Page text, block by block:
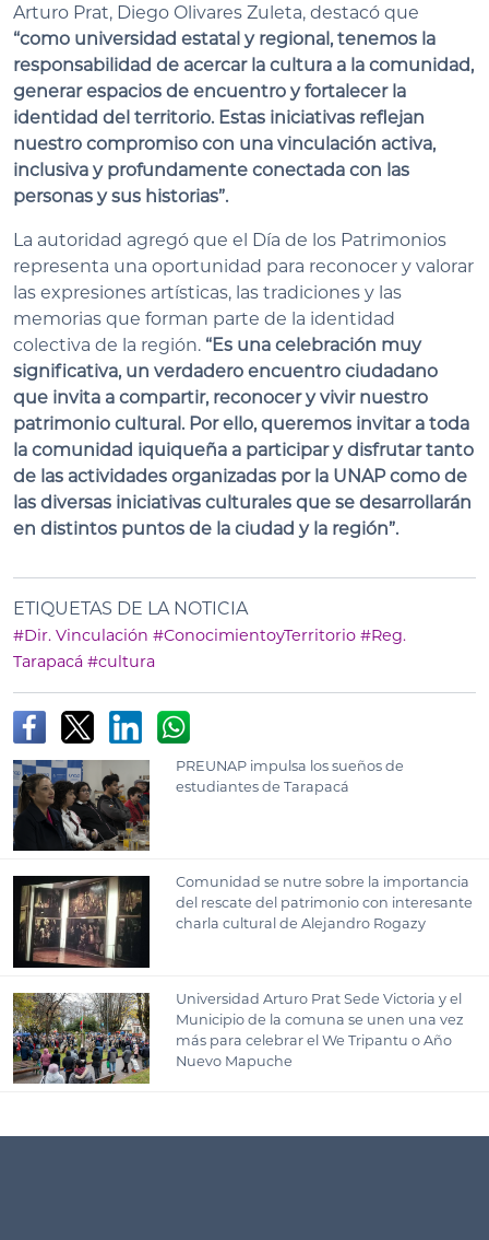
Arturo Prat, Diego Olivares Zuleta, destacó que
“como universidad estatal y regional, tenemos la
responsabilidad de acercar la cultura a la comunidad,
generar espacios de encuentro y fortalecer la
identidad del territorio. Estas iniciativas reflejan
nuestro compromiso con una vinculación activa,
inclusiva y profundamente conectada con las
personas y sus historias”.
La autoridad agregó que el Día de los Patrimonios
representa una oportunidad para reconocer y valorar
las expresiones artísticas, las tradiciones y las
memorias que forman parte de la identidad
colectiva de la región. “Es una celebración muy
significativa, un verdadero encuentro ciudadano
que invita a compartir, reconocer y vivir nuestro
patrimonio cultural. Por ello, queremos invitar a toda
la comunidad iquiqueña a participar y disfrutar tanto
de las actividades organizadas por la UNAP como de
las diversas iniciativas culturales que se desarrollarán
en distintos puntos de la ciudad y la región”.
ETIQUETAS DE LA NOTICIA
#Dir. Vinculación #ConocimientoyTerritorio #Reg.
Tarapacá #cultura
PREUNAP impulsa los sueños de
estudiantes de Tarapacá
Comunidad se nutre sobre la importancia
del rescate del patrimonio con interesante
charla cultural de Alejandro Rogazy
Universidad Arturo Prat Sede Victoria y el
Municipio de la comuna se unen una vez
más para celebrar el We Tripantu o Año
Nuevo Mapuche